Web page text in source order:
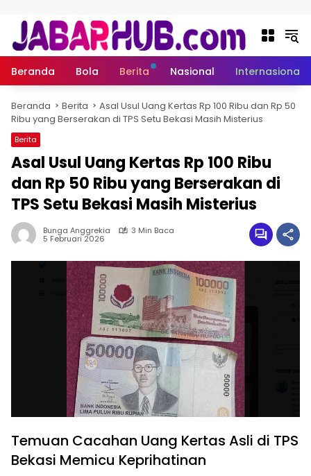
Beranda Bola Berita Nasional Internasional
Beranda Berita
Asal Usul Uang Kertas Rp 100 Ribu dan Rp 50
Ribu yang Berserakan di TPS Setu Bekasi Masih Misterius
Berita
Asal Usul Uang Kertas Rp 100 Ribu
dan Rp 50 Ribu yang Berserakan di
TPS Setu Bekasi Masih Misterius
Bunga Anggrekia 3 Min Baca
5 Februari 2026
Temuan Cacahan Uang Kertas Asli di TPS
Bekasi Memicu Keprihatinan